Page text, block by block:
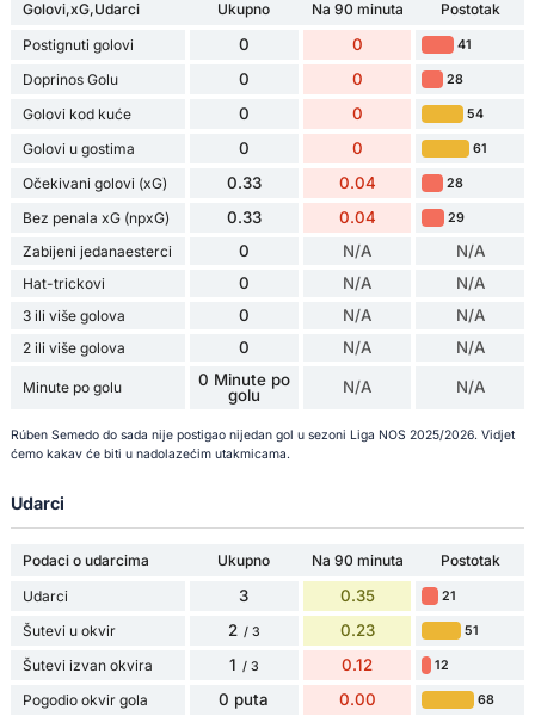
Golovi,xG,Udarci Ukupno Na 90 minuta
Postotak
Postignuti golovi
0 0 41
Doprinos Golu 0 0 28
Golovi kod kuće 0 0 54
Golovi u gostima 0 0 61
Očekivani golovi (xG) 0.33 0.04 28
Bez penala xG (npxG) 0.33 0.04 29
Zabijeni jedanaesterci 0 N/A N/A
Hat-trickovi 0 N/A N/A
3 ili više golova 0 N/A N/A
2 ili više golova 0 N/A N/A
Minute po golu
0 Minute po
golu
N/A N/A
Rúben Semedo do sada nije postigao nijedan gol u sezoni Liga NOS 2025/2026. Vidjet
ćemo kakav će biti u nadolazećim utakmicama.
Udarci
Podaci o udarcima Ukupno Na 90 minuta
Postotak
Udarci
3 0.35 21
Šutevi u okvir 2 / 3 0.23 51
Šutevi izvan okvira 1 / 3 0.12 12
Pogodio okvir gola 0 puta 0.00 68